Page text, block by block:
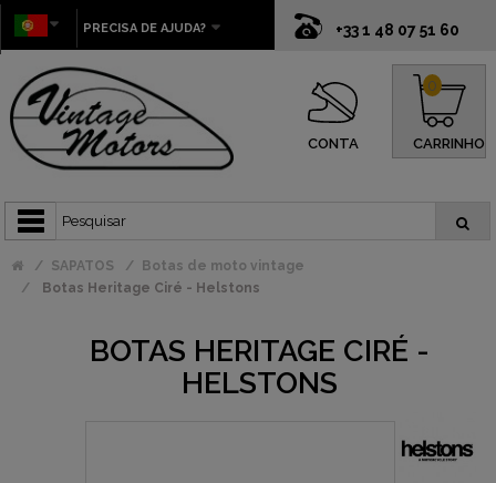
+33 1 48 07 51 60
PRECISA DE AJUDA?
CONTA CARRINHO
0
SAPATOS
Botas de moto vintage
Botas Heritage Ciré - Helstons
BOTAS HERITAGE CIRÉ -
HELSTONS